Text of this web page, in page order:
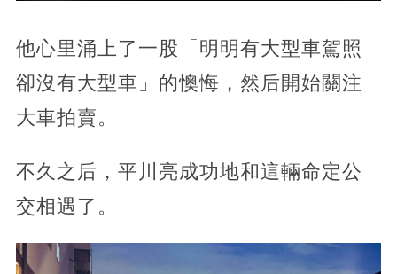
他心里涌上了一股「明明有大型車駕照
卻沒有大型車」的懊悔，然后開始關注
大車拍賣。
不久之后，平川亮成功地和這輛命定公
交相遇了。